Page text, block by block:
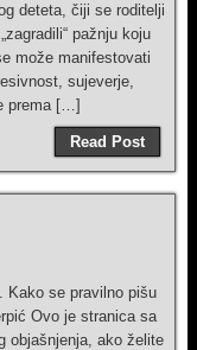
deteta, čiji se roditelji
pažnju koju
može manifestovati
sujeverje,
prema […]
Read Post
Kako se pravilno pišu
Ovo je stranica sa
objašnjenja, ako želite